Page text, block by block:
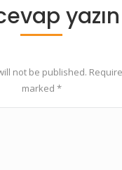
yazın
not be published.
marked *